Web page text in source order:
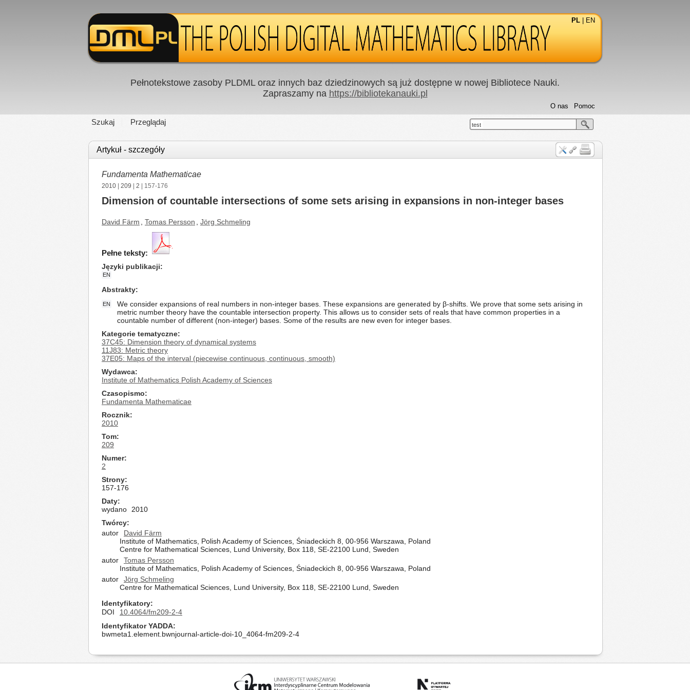
PL EN
Pełnotekstowe zasoby PLDML oraz innych baz dziedzinowych są już dostępne w nowej Bibliotece Nauki.
Zapraszamy na https://bibliotekanauki.pl
Szukaj Przeglądaj
Pomoc
O nas
test
Artykuł - szczegóły
Fundamenta Mathematicae
2010 209 2 | 157-176
Dimension of countable intersections of some sets arising in expansions in non-integer bases
David Färm Tomas Persson Jörg Schmeling
Pełne teksty:
Języki publikacji
EN
Abstrakty
EN
We consider expansions of real numbers in non-integer bases. These expansions are generated by β-shifts. We prove that some sets arising in
metric number theory have the countable intersection property. This allows us to consider sets of reals that have common properties in a
countable number of different (non-integer) bases. Some of the results are new even for integer bases.
Kategorie tematyczne
37C45: Dimension theory of dynamical systems
11J83: Metric theory
37E05: Maps of the interval (piecewise continuous, continuous, smooth)
Wydawca
Institute of Mathematics Polish Academy of Sciences
Czasopismo
Fundamenta Mathematicae
Rocznik
2010
Tom
209
Numer
2
Strony
157-176
Daty
wydano
2010
Twórcy
autor
David Färm
Institute of Mathematics, Polish Academy of Sciences, Śniadeckich 8, 00-956 Warszawa, Poland
Centre for Mathematical Sciences, Lund University, Box 118, SE-22100 Lund, Sweden
autor
Tomas Persson
Institute of Mathematics, Polish Academy of Sciences, Śniadeckich 8, 00-956 Warszawa, Poland
autor
Jörg Schmeling
Centre for Mathematical Sciences, Lund University, Box 118, SE-22100 Lund, Sweden
Identyfikatory
DOI
10.4064/fm209-2-4
Identyfikator YADDA
bwmeta1.element.bwnjournal-article-doi-10_4064-fm209-2-4